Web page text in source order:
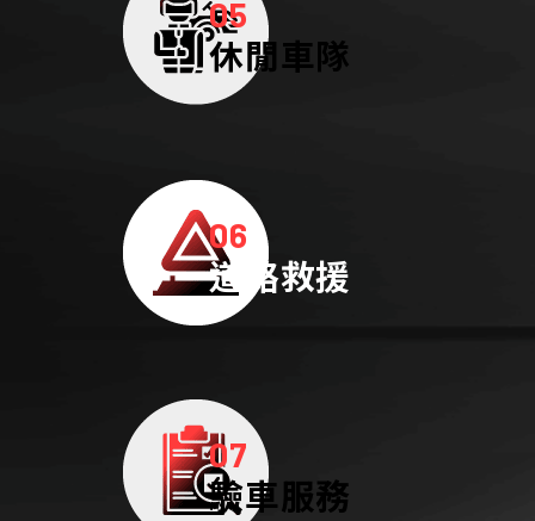
05
休閒車隊
06
道路救援
07
驗車服務